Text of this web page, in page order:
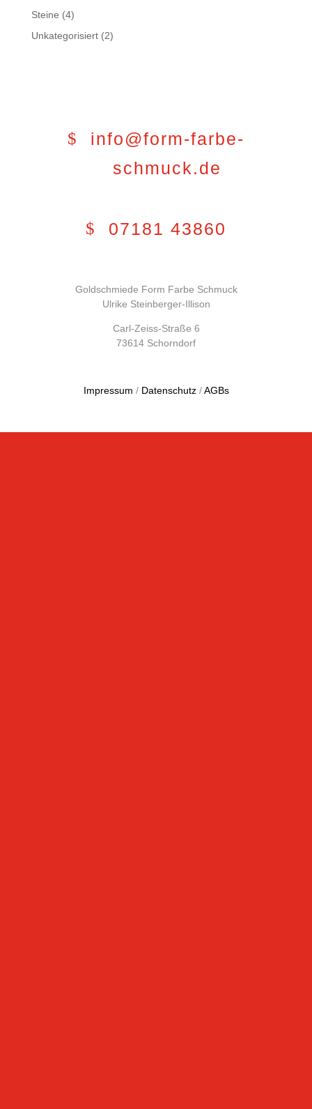
Steine (4)
Unkategorisiert(2)
info@form-farbe-
schmuck.de
07181 43860
Goldschmiede Form Farbe Schmuck
Ulrike Steinberger-Illison
Carl-Zeiss-Straße 6
73614 Schorndorf
Impressum / Datenschutz /AGBs